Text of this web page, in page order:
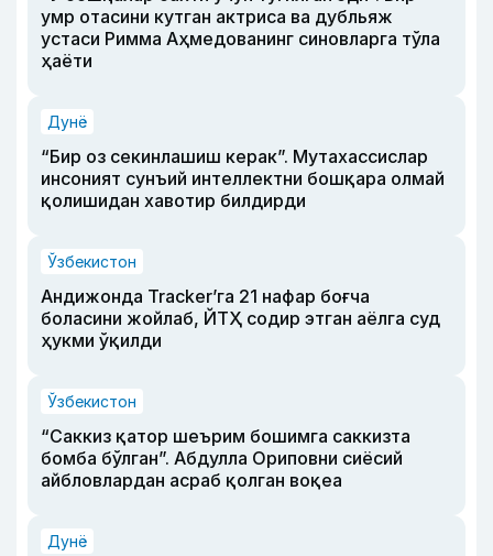
умр отасини кутган актриса ва дубльяж
устаси Римма Аҳмедованинг синовларга тўла
ҳаёти
Дунё
“Бир оз секинлашиш керак”. Мутахассислар
инсоният сунъий интеллектни бошқара олмай
қолишидан хавотир билдирди
Ўзбекистон
Андижонда Tracker’га 21 нафар боғча
боласини жойлаб, ЙТҲ содир этган аёлга суд
ҳукми ўқилди
Ўзбекистон
“Саккиз қатор шеърим бошимга саккизта
бомба бўлган”. Абдулла Ориповни сиёсий
айбловлардан асраб қолган воқеа
Дунё